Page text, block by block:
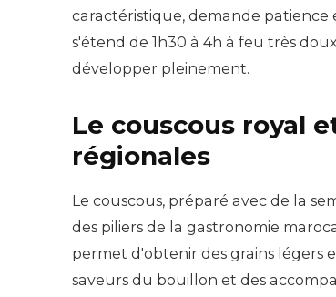
caractéristique, demande patience
s'étend de 1h30 à 4h à feu très
développer pleinement.
Le couscous royal
régionales
Le couscous, préparé avec de la
des piliers de la gastronomie
permet d'obtenir des grains légers
saveurs du bouillon et des